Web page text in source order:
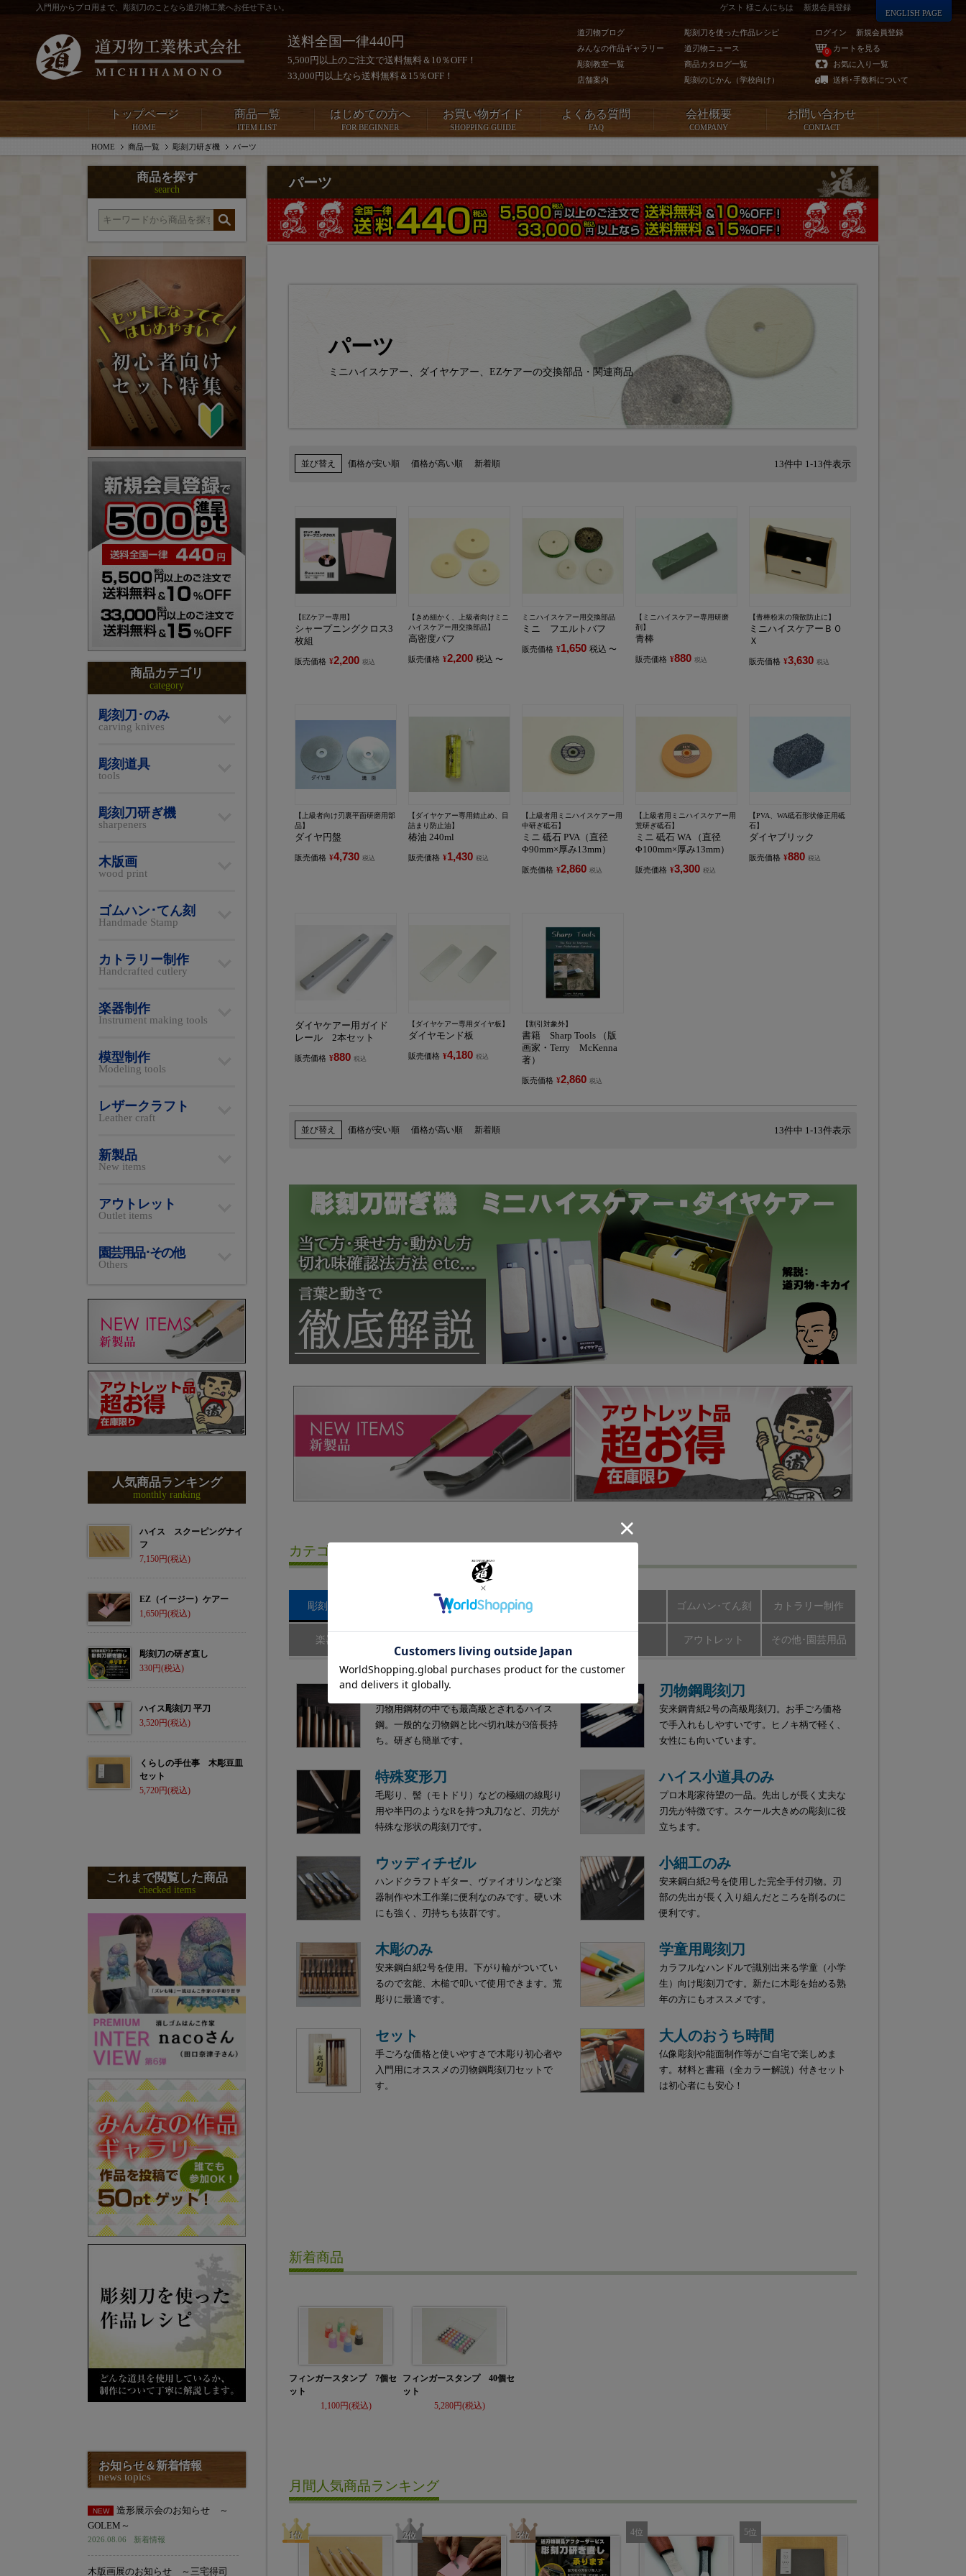
入門用からプロ用まで、彫刻刀のことなら道刃物工業へお任せ下さい。
送料全国一律440円
5,500円以上のご注文で送料無料＆10％OFF！
33,000円以上なら送料無料＆15％OFF！
道刃物ブログ
みんなの作品ギャラリー
彫刻教室一覧
店舗案内
彫刻刀を使った作品レシピ
道刃物ニュース
商品カタログ一覧
彫刻のじかん（学校向け）
ログイン 新規会員登録
0
カートを見る
お気に入り一覧
送料･手数料について
ゲスト 様こんにちは 新規会員登録
ENGLISH PAGE
トップページ
HOME
商品一覧
ITEM LIST
はじめての方へ
FOR BEGINNER
お買い物ガイド
SHOPPING GUIDE
よくある質問
FAQ
会社概要
COMPANY
お問い合わせ
CONTACT
HOME 商品一覧 彫刻刀研ぎ機 パーツ
パーツ
パーツ
ミニハイスケアー、ダイヤケアー、EZケアーの交換部品・関連商品
並び替え 価格が安い順 価格が高い順 新着順 13件中 1 -13件表示
【EZケアー専用】
シャープニングクロス3
枚組
販売価格 ¥2,200 税込
【きめ細かく、上級者向けミニ
ハイスケアー用交換部品】
高密度バフ
販売価格 ¥2,200 税込 〜
ミニハイスケアー用交換部品
ミニ フエルトバフ
販売価格 ¥1,650 税込 〜
【ミニハイスケアー専用研磨
剤】
青棒
販売価格 ¥880 税込
【青棒粉末の飛散防止に】
ミニハイスケアーＢＯ
Ｘ
販売価格 ¥3,630 税込
【上級者向け刃裏平面研磨用部
品】
ダイヤ円盤
販売価格 ¥4,730 税込
【ダイヤケアー専用錆止め、目
詰まり防止油】
椿油 240ml
販売価格 ¥1,430 税込
【上級者用ミニハイスケアー用
中研ぎ砥石】
ミニ 砥石 PVA（直径
Φ90mm×厚み13mm）
販売価格 ¥2,860 税込
【上級者用ミニハイスケアー用
荒研ぎ砥石】
ミニ 砥石 WA （直径
Φ100mm×厚み13mm）
販売価格 ¥3,300 税込
【PVA、WA砥石形状修正用砥
石】
ダイヤブリック
販売価格 ¥880 税込
ダイヤケアー用ガイド
レール 2本セット
販売価格 ¥880 税込
【ダイヤケアー専用ダイヤ板】
ダイヤモンド板
販売価格 ¥4,180 税込
【割引対象外】
書籍 Sharp Tools （版
画家・Terry McKenna
著）
販売価格 ¥2,860 税込
並び替え 価格が安い順 価格が高い順 新着順 13件中 1 -13件表示
カテゴリーから商品を探す
彫刻刀･のみ 彫刻道具 彫刻刀研ぎ機 ゴムハン･てん刻 カトラリー制作
楽器制作 アウトレット その他･園芸用品
ハイス鋼彫刻刀
刃物用鋼材の中でも最高級とされるハイス
鋼。一般的な刃物鋼と比べ切れ味が3倍長持
ち。研ぎも簡単です。
刃物鋼彫刻刀
安来鋼青紙2号の高級彫刻刀。お手ごろ価格
で手入れもしやすいです。ヒノキ柄で軽く、
女性にも向いています。
特殊変形刀
毛彫り、髻（モトドリ）などの極細の線彫り
用や半円のようなRを持つ丸刀など、刃先が
特殊な形状の彫刻刀です。
ハイス小道具のみ
プロ木彫家待望の一品。先出しが長く丈夫な
刃先が特徴です。スケール大きめの彫刻に役
立ちます。
ウッディチゼル
ハンドクラフトギター、ヴァイオリンなど楽
器制作や木工作業に便利なのみです。硬い木
にも強く、刃持ちも抜群です。
小細工のみ
安来鋼白紙2号を使用した完全手付刃物。刃
部の先出が長く入り組んだところを削るのに
便利です。
木彫のみ
安来鋼白紙2号を使用。下がり輪がついてい
るので玄能、木槌で叩いて使用できます。荒
彫りに最適です。
学童用彫刻刀
カラフルなハンドルで識別出来る学童（小学
生）向け彫刻刀です。新たに木彫を始める熟
年の方にもオススメです。
セット
手ごろな価格と使いやすさで木彫り初心者や
入門用にオススメの刃物鋼彫刻刀セットで
す。
大人のおうち時間
仏像彫刻や能面制作等がご自宅で楽しめま
す。材料と書籍（全カラー解説）付きセット
は初心者にも安心！
新着商品
フィンガースタンプ 7個セ
ット
1,100
フィンガースタンプ 40個セ
ット
5,280
月間人気商品ランキング
商品を探す
search
商品カテゴリ
category
彫刻刀･のみ
carving knives
彫刻道具
tools
彫刻刀研ぎ機
sharpeners
木版画
wood print
ゴムハン･てん刻
Handmade Stamp
カトラリー制作
Handcrafted cutlery
楽器制作
Instrument making tools
模型制作
Modeling tools
レザークラフト
Leather craft
新製品
New items
アウトレット
Outlet items
園芸用品･その他
Others
人気商品ランキング
monthly ranking
ハイス スクーピングナイ
フ
7,150
EZ（イージー）ケアー
1,650
彫刻刀の研ぎ直し
330
ハイス彫刻刀 平刀
3,520
くらしの手仕事 木彫豆皿
セット
5,720
これまで閲覧した商品
checked items
お知らせ＆新着情報
news topics